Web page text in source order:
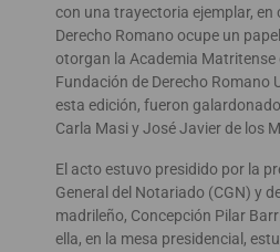
con una trayectoria ejemplar, en
Derecho Romano ocupe un
otorgan la Academia Matritense
Fundación de Derecho Romano
esta edición, fueron
Carla Masi y José Javier de los
El acto estuvo presidido por la
General del Notariado (CGN) y
madrileño, Concepción Pilar
ella, en la mesa presidencial,